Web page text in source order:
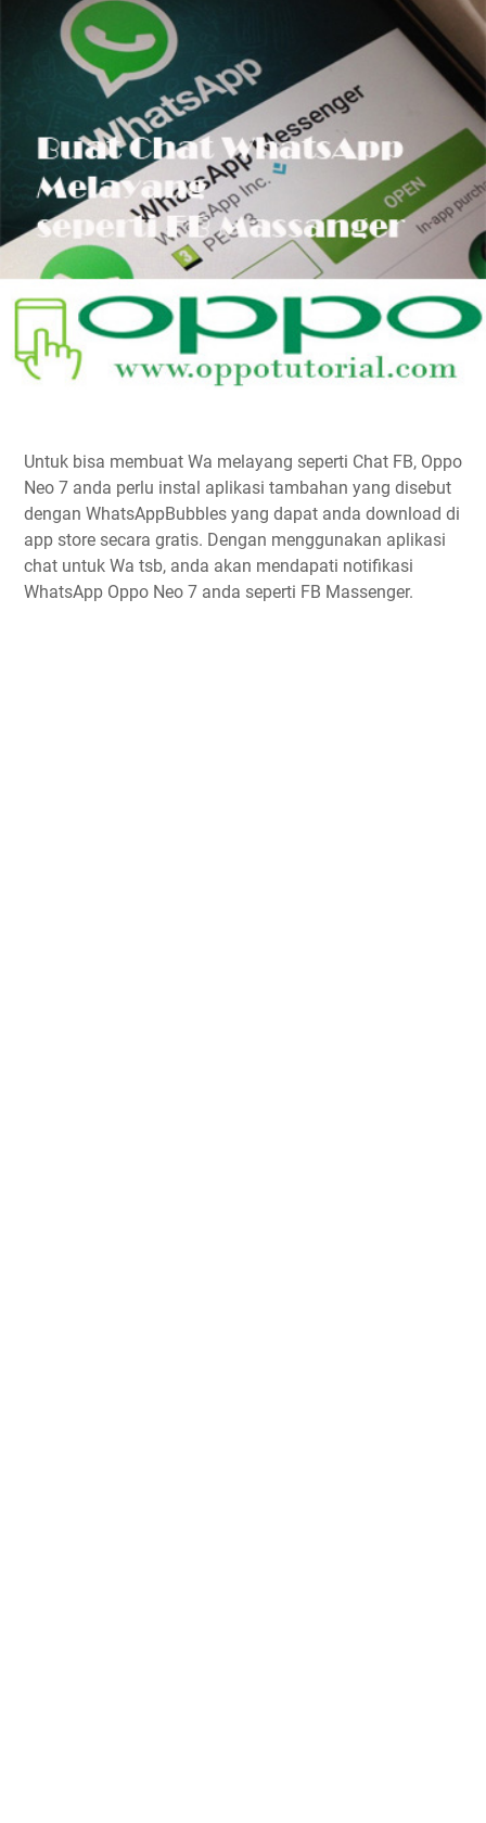
Untuk bisa membuat Wa melayang seperti Chat FB, Oppo
Neo 7 anda perlu instal aplikasi tambahan yang disebut
dengan WhatsAppBubbles yang dapat anda download di
app store secara gratis. Dengan menggunakan aplikasi
chat untuk Wa tsb, anda akan mendapati notifikasi
WhatsApp Oppo Neo 7 anda seperti FB Massenger.